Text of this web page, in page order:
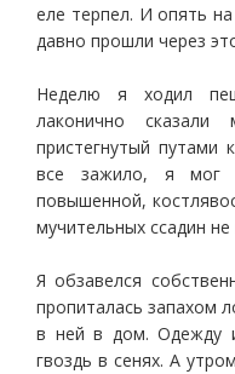
еле терпел. И опять
давно прошли через
Неделю я ходил
лаконично
пристегнутый путами
все зажило, я мог
повышенной,
мучительных ссадин
Я обзавелся
пропиталась запахом
в ней в дом. Одежду
гвоздь в сенях. А